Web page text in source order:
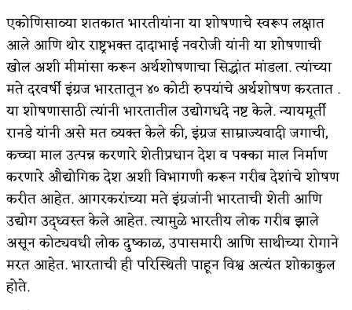
एकोणिसाव्या शतकात भारतीयांना या शोषणाचे स्वरूप लक्षात
आले आणि थोर राष्ट्रभक्त दादाभाई नवरोजी यांनी या शोषणाची
खोल अशी मीमांसा करून अर्थशोषणाचा सिद्धांत मांडला. त्यांच्या
मते दरवर्षी इंग्रज भारतातून ४० कोटी रुपयांचे अर्थशोषण करतात .
या शोषणासाठी त्यांनी भारतातील उद्योगधंदे नष्ट केले. न्यायमूर्ती
रानडे यांनी असे मत व्यक्त केले की, इंग्रज साम्राज्यवादी जगाची,
कच्चा माल उत्पन्न करणारे शेतीप्रधान देश व पक्का माल निर्माण
करणारे औद्योगिक देश अशी विभागणी करून गरीब देशांचे शोषण
करीत आहेत. आगरकरांच्या मते इंग्रजांनी भारताची शेती आणि
उद्योग उद्ध्वस्त केले आहेत. त्यामुळे भारतीय लोक गरीब झाले
असून कोट्यवधी लोक दुष्काळ, उपासमारी आणि साथीच्या रोगाने
मरत आहेत. भारताची ही परिस्थिती पाहून विश्व अत्यंत शोकाकुल
होते.